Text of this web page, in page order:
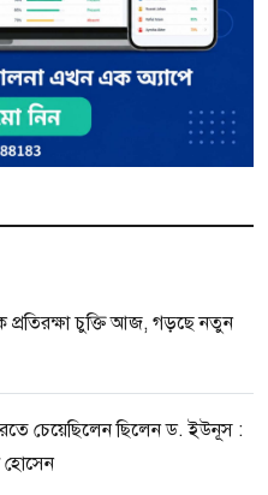
প্রতিরক্ষা চুক্তি আজ, গড়ছে নতুন
চেয়েছিলেন ছিলেন ড. ইউনূস :
হোসেন